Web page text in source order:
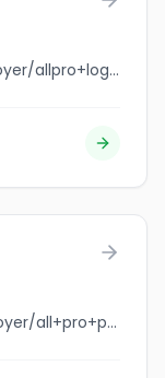
jobbank.gc.ca/browsejobs/employer/allpro+logistics+inc./ca
jobbank.gc.ca/browsejobs/employer/all+pro+physio/ca